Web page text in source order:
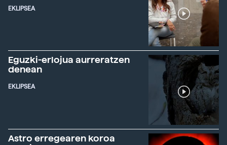
EKLIPSEA
Eguzki-erlojua aurreratzen
denean
EKLIPSEA
Astro erregearen koroa